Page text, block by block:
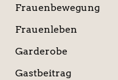
Frauenbewegung
Frauenleben
Garderobe
Gastbeitrag